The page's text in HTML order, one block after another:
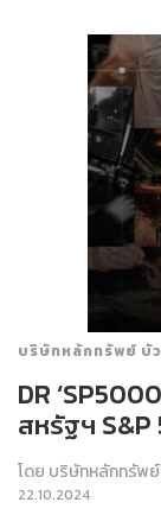
บริษัทหลักทรัพย์ บั
DR
สหรัฐฯ
โดย บริษัทหลักทรัพย์
22.10.2024